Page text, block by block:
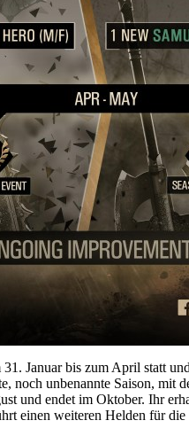
Januar bis zum April statt
noch unbenannte Saison,
und endet im Oktober. Ihr
einen weiteren Helden für